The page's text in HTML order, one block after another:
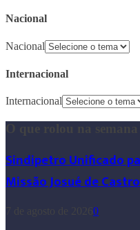
Nacional
Nacional
Internacional
Internacional
O que rolou na semana
Sindipetro Unificado
Missão Josué de
0